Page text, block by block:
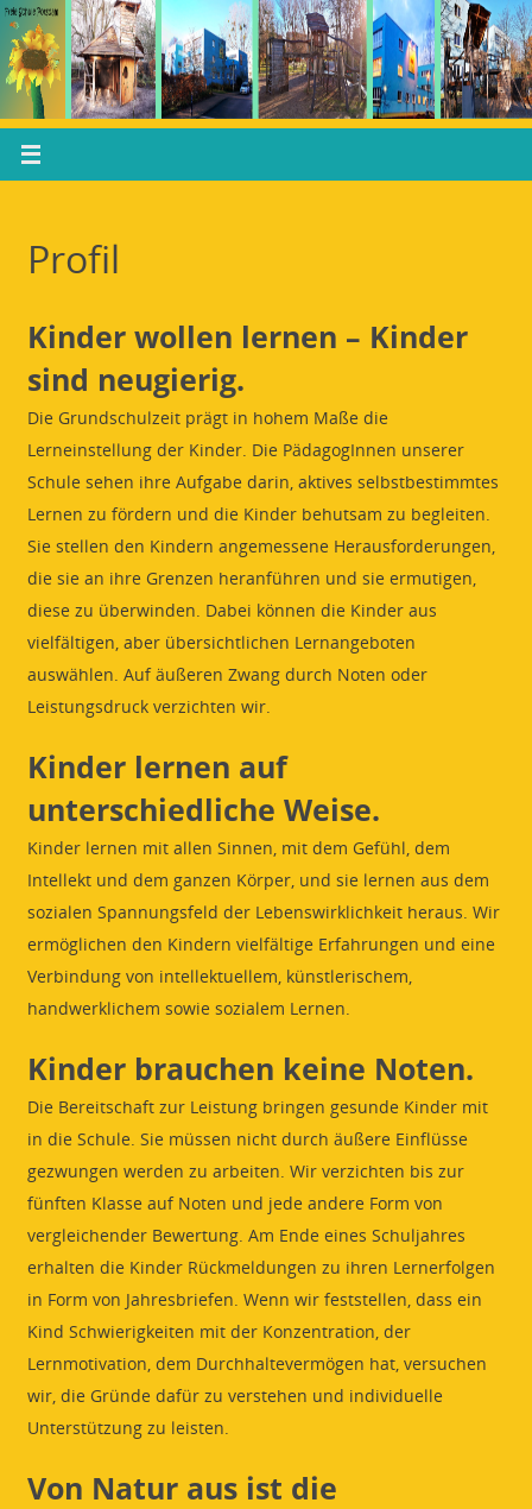
Profil
Kinder wollen lernen – Kinder
sind neugierig.
Die Grundschulzeit prägt in hohem Maße die
Lerneinstellung der Kinder. Die PädagogInnen unserer
Schule sehen ihre Aufgabe darin, aktives selbstbestimmtes
Lernen zu fördern und die Kinder behutsam zu begleiten.
Sie stellen den Kindern angemessene Herausforderungen,
die sie an ihre Grenzen heranführen und sie ermutigen,
diese zu überwinden. Dabei können die Kinder aus
vielfältigen, aber übersichtlichen Lernangeboten
auswählen. Auf äußeren Zwang durch Noten oder
Leistungsdruck verzichten wir.
Kinder lernen auf
unterschiedliche Weise.
Kinder lernen mit allen Sinnen, mit dem Gefühl, dem
Intellekt und dem ganzen Körper, und sie lernen aus dem
sozialen Spannungsfeld der Lebenswirklichkeit heraus. Wir
ermöglichen den Kindern vielfältige Erfahrungen und eine
Verbindung von intellektuellem, künstlerischem,
handwerklichem sowie sozialem Lernen.
Kinder brauchen keine Noten.
Die Bereitschaft zur Leistung bringen gesunde Kinder mit
in die Schule. Sie müssen nicht durch äußere Einflüsse
gezwungen werden zu arbeiten. Wir verzichten bis zur
fünften Klasse auf Noten und jede andere Form von
vergleichender Bewertung. Am Ende eines Schuljahres
erhalten die Kinder Rückmeldungen zu ihren Lernerfolgen
in Form von Jahresbriefen. Wenn wir feststellen, dass ein
Kind Schwierigkeiten mit der Konzentration, der
Lernmotivation, dem Durchhaltevermögen hat, versuchen
wir, die Gründe dafür zu verstehen und individuelle
Unterstützung zu leisten.
Von Natur aus ist die